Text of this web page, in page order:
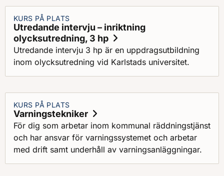
KURS PÅ PLATS
Utredande intervju – inriktning
olycksutredning, 3 hp
Utredande intervju 3 hp är en uppdragsutbildning
inom olycksutredning vid Karlstads universitet.
KURS PÅ PLATS
Varningstekniker
För dig som arbetar inom kommunal räddningstjänst
och har ansvar för varningssystemet och arbetar
med drift samt underhåll av varningsanläggningar.